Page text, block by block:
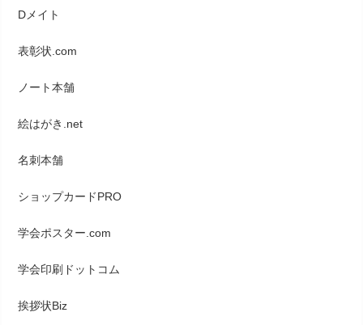
Dメイト
表彰状.com
ノート本舗
絵はがき.net
名刺本舗
ショップカードPRO
学会ポスター.com
学会印刷ドットコム
挨拶状Biz